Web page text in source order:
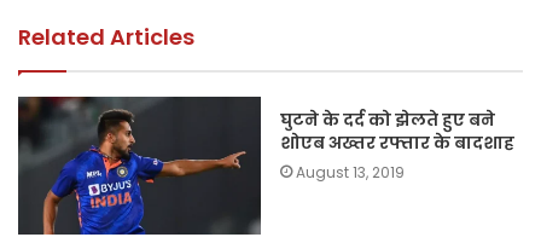
k
Related Articles
घुटने के दर्द को झेलते हुए बने
शोएब अख्तर रफ्तार के बादशाह
August 13, 2019